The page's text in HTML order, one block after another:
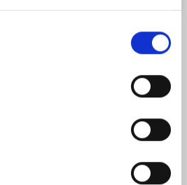
her. Vi vil være glade for